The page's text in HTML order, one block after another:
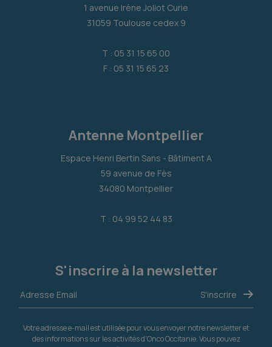
1 avenue Irène Joliot Curie
31059 Toulouse cedex 9
T : 05 31 15 65 00
F : 05 31 15 65 23
Antenne Montpellier
Espace Henri Bertin Sans - Bâtiment A
59 avenue de Fès
34080 Montpellier
T : 04 99 52 44 83
S'inscrire à la newsletter
Votre adresse e-mail est utilisée pour vous envoyer notre newsletter et
des informations sur les activités d'Onco Occitanie. Vous pouvez